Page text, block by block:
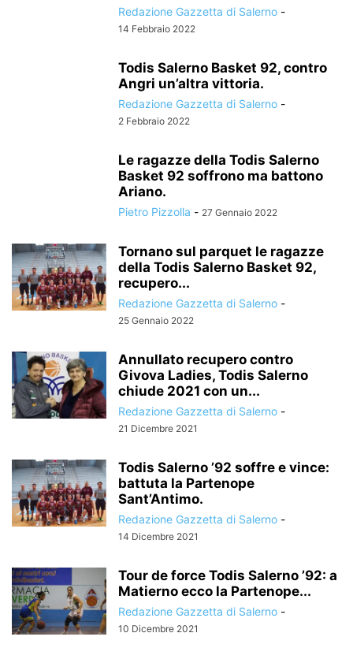
Redazione Gazzetta di Salerno -
14 Febbraio 2022
Todis Salerno Basket 92, contro
Angri un’altra vittoria.
Redazione Gazzetta di Salerno -
2 Febbraio 2022
Le ragazze della Todis Salerno
Basket 92 soffrono ma battono
Ariano.
Pietro Pizzolla - 27 Gennaio 2022
Tornano sul parquet le ragazze
della Todis Salerno Basket 92,
recupero...
Redazione Gazzetta di Salerno -
25 Gennaio 2022
Annullato recupero contro
Givova Ladies, Todis Salerno
chiude 2021 con un...
Redazione Gazzetta di Salerno -
21 Dicembre 2021
Todis Salerno ’92 soffre e vince:
battuta la Partenope
Sant’Antimo.
Redazione Gazzetta di Salerno -
14 Dicembre 2021
Tour de force Todis Salerno ’92: a
Matierno ecco la Partenope...
Redazione Gazzetta di Salerno -
10 Dicembre 2021